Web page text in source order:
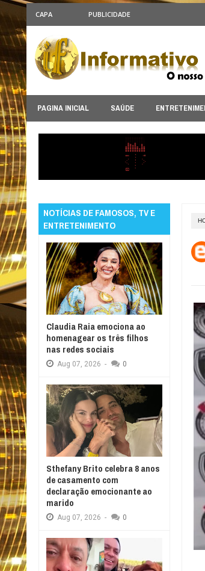
CAPA PUBLICIDADE
PAGINA INICIAL SAÚDE
NOTÍCIAS DE FAMOSOS, TV E
ENTRETENIMENTO
Claudia Raia emociona ao
homenagear os três filhos
nas redes sociais
Aug 07, 2026 - 0
Sthefany Brito celebra 8 anos
de casamento com
declaração emocionante ao
marido
Aug 07, 2026 - 0